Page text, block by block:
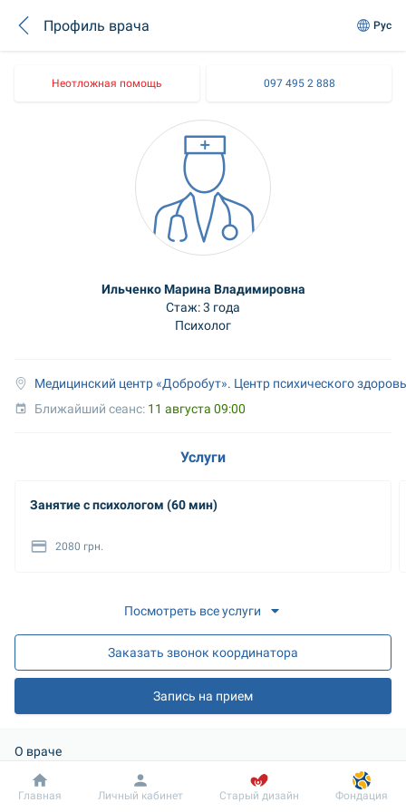
Профиль врача Рус
Неотложная помощь 097 495 2 888
Ильченко Марина Владимировна
Стаж: 3 года
Психолог
Медицинский центр «Добробут». Центр психического
Ближайший сеанс: 11 августа 09:00
Услуги
Занятие с психологом (60 мин)
2080 грн.
Посмотреть все услуги
Заказать звонок координатора
Запись на прием
О враче
Образование:
Добробут Информация Пациенту
Главная Личный кабинет Старый дизайн Фондация